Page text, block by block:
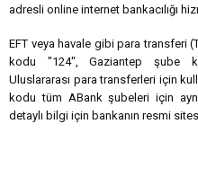
adresli online internet bankacılığı
EFT veya havale gibi para transferi
kodu "124", Gaziantep şube
Uluslararası para transferleri için
kodu tüm ABank şubeleri için
detaylı bilgi için bankanın resmi